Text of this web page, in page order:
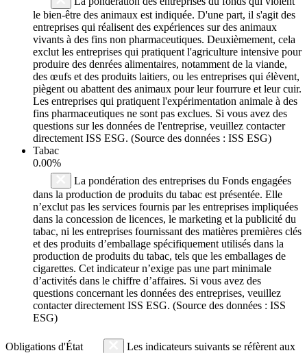
le bien-être des animaux est indiquée. D'une part, il s'agit des
entreprises qui réalisent des expériences sur des animaux
vivants à des fins non pharmaceutiques. Deuxièmement, cela
exclut les entreprises qui pratiquent l'agriculture intensive pour
produire des denrées alimentaires, notamment de la viande,
des œufs et des produits laitiers, ou les entreprises qui élèvent,
piègent ou abattent des animaux pour leur fourrure et leur cuir.
Les entreprises qui pratiquent l'expérimentation animale à des
fins pharmaceutiques ne sont pas exclues. Si vous avez des
questions sur les données de l'entreprise, veuillez contacter
directement ISS ESG. (Source des données : ISS ESG)
Tabac
0.00%
La pondération des entreprises du Fonds engagées
dans la production de produits du tabac est présentée. Elle
n’exclut pas les services fournis par les entreprises impliquées
dans la concession de licences, le marketing et la publicité du
tabac, ni les entreprises fournissant des matières premières clés
et des produits d’emballage spécifiquement utilisés dans la
production de produits du tabac, tels que les emballages de
cigarettes. Cet indicateur n’exige pas une part minimale
d’activités dans le chiffre d’affaires. Si vous avez des
questions concernant les données des entreprises, veuillez
contacter directement ISS ESG. (Source des données : ISS
ESG)
Obligations d'État
Les indicateurs suivants se réfèrent aux